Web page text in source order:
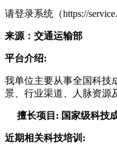
请登录系统（https://
来源：交通运输部
平台介绍:
我单位主要从事全国科技
景、行业渠道、人脉资源
擅长项目: 国家级科技
近期相关科技培训: